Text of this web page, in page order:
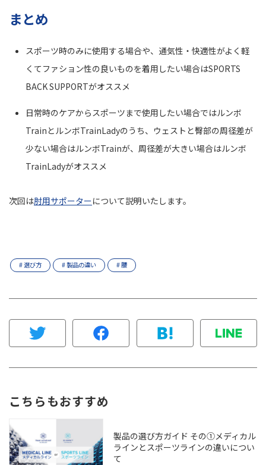
まとめ
スポーツ時のみに使用する場合や、通気性・快適性がよく軽
くてファション性の良いものを着用したい場合はSPORTS
BACK SUPPORTがオススメ
日常時のケアからスポーツまで使用したい場合ではルンボ
TrainとルンボTrainLadyのうち、ウェストと臀部の周径差が
少ない場合はルンボTrainが、周径差が大きい場合はルンボ
TrainLadyがオススメ
次回は肘用サポーターについて説明いたします。
# 選び方 # 製品の違い # 腰
こちらもおすすめ
製品の選び方ガイド その①メディカル
ラインとスポーツラインの違いについ
て